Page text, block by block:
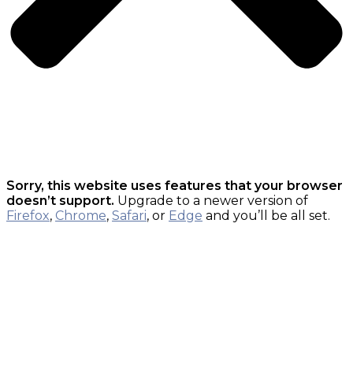
Sorry, this website uses features that your browser
doesn’t support. Upgrade to a newer version of
Firefox, Chrome, Safari, or Edge and you’ll be all set.